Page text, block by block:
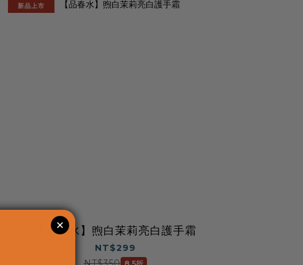
新品上市
【品春水】煦白茉莉亮白護手霜
NT$299